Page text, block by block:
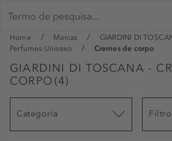
Home Marcas GIARDINI DI
Perfumes Unisexo
Cremes de corpo
GIARDINI DI TOSCANA -
CORPO (4)
Categoria Filtro